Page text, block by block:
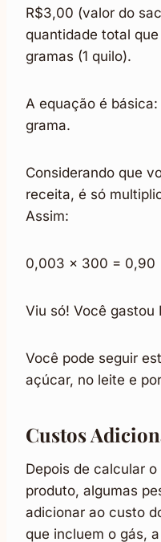
R$3,00 (valor do
quantidade total
gramas (1 quilo).
A equação é
grama.
Considerando que
receita, é só
Assim:
0,003 x 300 = 0,90
Viu só! Você
Você pode seguir
açúcar, no leite e
Custos
Depois de calcular
produto, algumas
adicionar ao custo
que incluem o gás,